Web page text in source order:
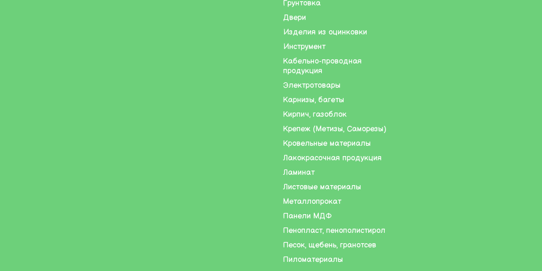
Интернет-магазин стройматериалов СтройМастер-Полтава предлагает
- водосточные системы (трубы, желоба, крепления, колена, тройники, отводы и пр.);
Также, в случае необходимости, Вы можете заказать в нашем магазине оцинкованные изделия по индивидуальным размерам
для этого нужно позвонить нам по телефону (050)257-12-34 или (067)134-15-10.
Грунтовка
Двери
Изделия из оцинковки
Инструмент
Кабельно-проводная
продукция
Электротовары
Карнизы, багеты
Кирпич, газоблок
Крепеж (Метизы, Саморезы)
Кровельные материалы
Лакокрасочная продукция
Ламинат
Листовые материалы
Металлопрокат
Панели МДФ
Пенопласт, пенополистирол
Песок, щебень, гранотсев
Пиломатериалы